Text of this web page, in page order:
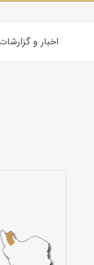
اخبار و